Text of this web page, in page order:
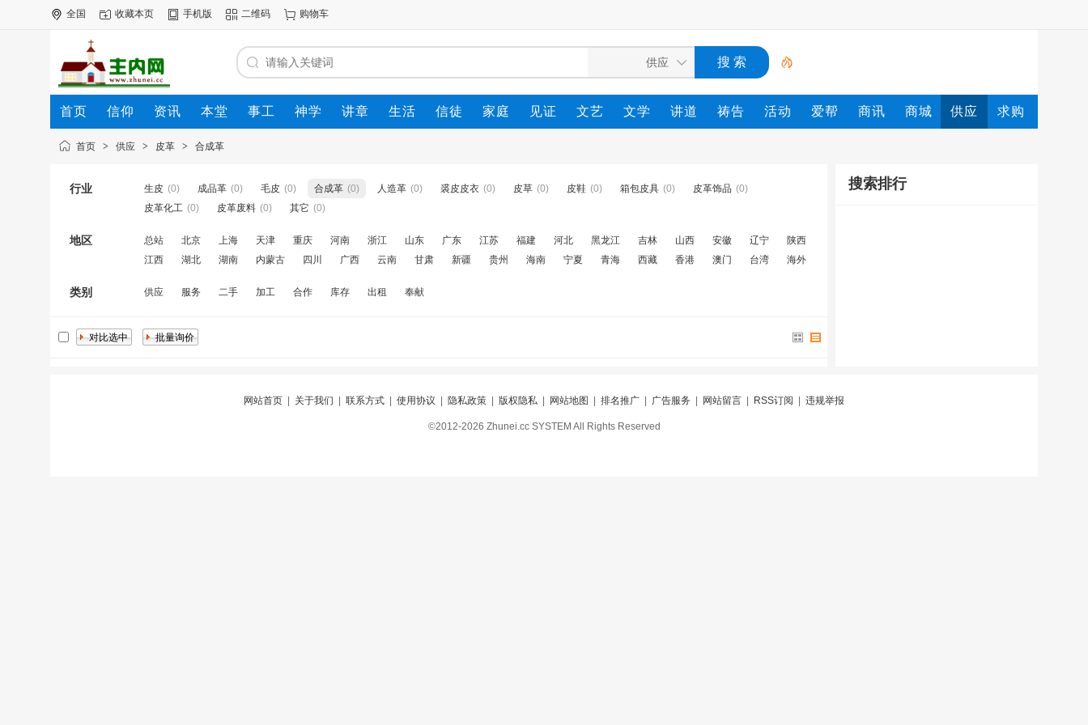
全国 收藏本页 手机版 二维码 购物车
首页 信仰 资讯 本堂 事工 神学 讲章 生活 信徒 家庭 见证 文艺 文学 讲道 祷告 活动 爱帮 商讯 商城 供应 求购
公司 动态 人才 知道
首页 > 供应 > 皮革 > 合成革
行业 生皮 (0) 成品革 (0) 毛皮 (0) 合成革 (0) 人造革 (0) 裘皮皮衣 (0) 皮草 (0) 皮鞋 (0) 箱包皮具 (0) 皮革饰品 (0)
皮革化工 (0) 皮革废料 (0) 其它 (0)
地区 总站 北京 上海 天津 重庆 河南 浙江 山东 广东 江苏 福建 河北 黑龙江 吉林 山西 安徽 辽宁
陕西
江西
湖北 湖南 内蒙古 四川 广西 云南 甘肃 新疆 贵州 海南 宁夏 青海 西藏 香港 澳门 台湾 海外
类别 供应 服务 二手 加工 合作 库存 出租 奉献
搜索排行
网站首页 关于我们 联系方式 使用协议 隐私政策 版权隐私 网站地图 排名推广 广告服务 网站留言 RSS订阅 违规举报
©2012-2026 Zhunei.cc SYSTEM All Rights Reserved